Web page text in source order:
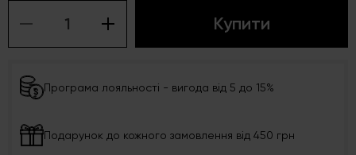
Купити
Програма лояльності - вигода від 5 до 15%
Подарунок до кожного замовлення від 450 грн